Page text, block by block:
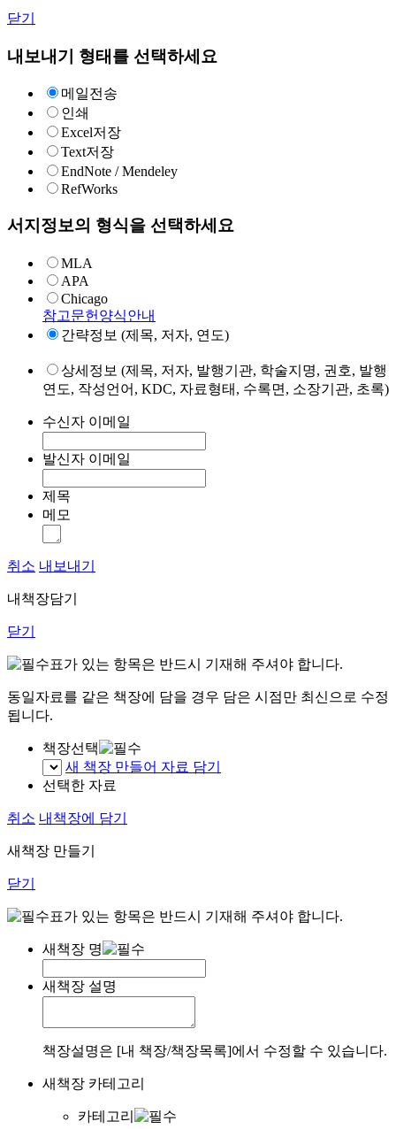
닫기
내보내기 형태를 선택하세요
메일전송
인쇄
Excel저장
Text저장
EndNote / Mendeley
RefWorks
서지정보의 형식을 선택하세요
MLA
APA
Chicago
참고문헌양식안내
간략정보 (제목, 저자, 연도)
상세정보 (제목, 저자, 발행기관, 학술지명, 권호, 발행
연도, 작성언어, KDC, 자료형태, 수록면, 소장기관, 초록)
수신자 이메일
발신자 이메일
제목
메모
취소 내보내기
내책장담기
닫기
표가 있는 항목은 반드시 기재해 주셔야 합니다.
동일자료를 같은 책장에 담을 경우 담은 시점만 최신으로 수정
됩니다.
책장선택
새 책장 만들어 자료 담기
선택한 자료
취소 내책장에 담기
새책장 만들기
닫기
표가 있는 항목은 반드시 기재해 주셔야 합니다.
새책장 명
새책장 설명
책장설명은 [내 책장/책장목록]에서 수정할 수 있습니다.
새책장 카테고리
카테고리